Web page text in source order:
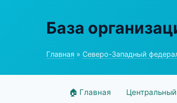
База
Главная » Северо-Западный
🏠 Главная